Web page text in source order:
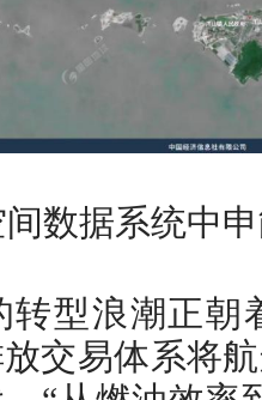
数据系统中
转型浪潮正朝
交易体系将